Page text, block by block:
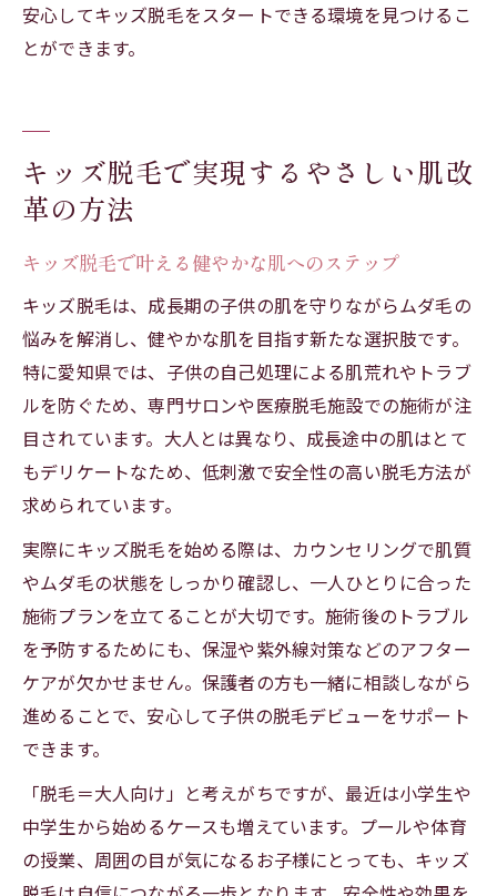
安心してキッズ脱毛をスタートできる環境を見つけるこ
とができます。
キッズ脱毛で実現するやさしい肌改
革の方法
キッズ脱毛で叶える健やかな肌へのステップ
キッズ脱毛は、成長期の子供の肌を守りながらムダ毛の
悩みを解消し、健やかな肌を目指す新たな選択肢です。
特に愛知県では、子供の自己処理による肌荒れやトラブ
ルを防ぐため、専門サロンや医療脱毛施設での施術が注
目されています。大人とは異なり、成長途中の肌はとて
もデリケートなため、低刺激で安全性の高い脱毛方法が
求められています。
実際にキッズ脱毛を始める際は、カウンセリングで肌質
やムダ毛の状態をしっかり確認し、一人ひとりに合った
施術プランを立てることが大切です。施術後のトラブル
を予防するためにも、保湿や紫外線対策などのアフター
ケアが欠かせません。保護者の方も一緒に相談しながら
進めることで、安心して子供の脱毛デビューをサポート
できます。
「脱毛＝大人向け」と考えがちですが、最近は小学生や
中学生から始めるケースも増えています。プールや体育
の授業、周囲の目が気になるお子様にとっても、キッズ